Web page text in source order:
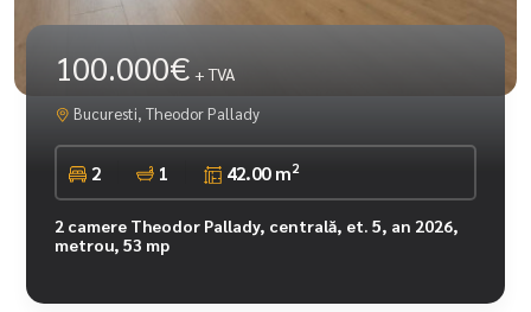
100.000€ + TVA
Bucuresti, Theodor Pallady
2 1 42.00 m2
2 camere Theodor Pallady, centrală, et. 5, an 2026,
metrou, 53 mp